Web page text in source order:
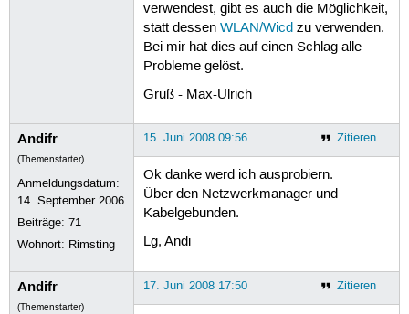
verwendest, gibt es auch die Möglichkeit,
statt dessen WLAN/Wicdzu verwenden.
Bei mir hat dies auf einen Schlag alle
Probleme gelöst.
Gruß - Max-Ulrich
Andifr
(Themenstarter)
Anmeldungsdatum:
14. September 2006
Beiträge:71
Wohnort: Rimsting
Zitieren
15. Juni 2008 09:56
Ok danke werd ich ausprobiern.
Über den Netzwerkmanager und
Kabelgebunden.
Lg, Andi
Andifr
(Themenstarter)
Zitieren
17. Juni 2008 17:50